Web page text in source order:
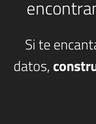
Si te
datos,